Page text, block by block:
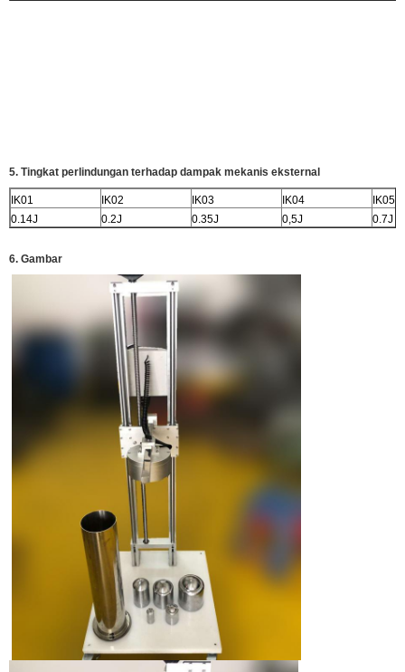
5. Tingkat perlindungan terhadap dampak mekanis eksternal
IK01 IK02 IK03 IK04
IK05
0.14J
0.2J 0.35J 0,5J 0.7J
6. Gambar